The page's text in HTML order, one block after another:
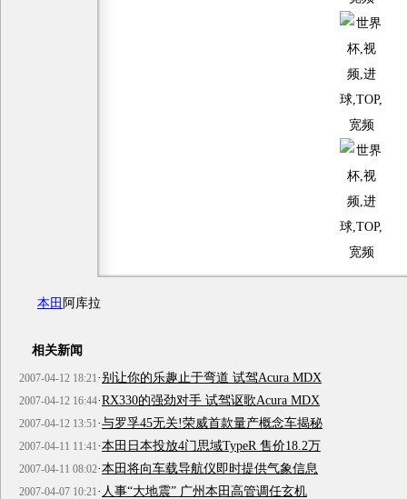
本田 阿库拉
相关新闻
2007-04-12 18:21·别让你的乐趣止于弯道 试驾Acura MDX
2007-04-12 16:44·RX330的强劲对手 试驾讴歌Acura MDX
2007-04-12 13:51·与罗孚45无关!荣威首款量产概念车揭秘
2007-04-11 11:41·本田日本投放4门思域TypeR 售价18.2万
2007-04-11 08:02·本田将向车载导航仪即时提供气象信息
2007-04-07 10:21· 人事“大地震” 广州本田高管调任玄机